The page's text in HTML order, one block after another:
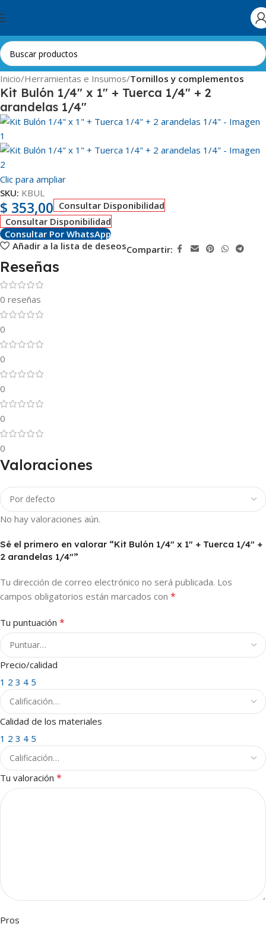
Skip to navigation
Inicio Herramientas e Insumos Tornillos y complementos
Kit Bulón 1/4″ x 1″ + Tuerca 1/4″ + 2
arandelas 1/4″
Clic para ampliar
SKU: KBUL
$ 353,00 Consultar Disponibilidad
Consultar Disponibilidad
Consultar Por WhatsApp
Añadir a la lista de deseosCompartir:
Reseñas
0 reseñas
0
0
0
0
0
Valoraciones
No hay valoraciones aún.
Sé el primero en valorar “Kit Bulón 1/4″ x 1″ + Tuerca 1/4″ +
2 arandelas 1/4″”
Tu dirección de correo electrónico no será publicada. Los
campos obligatorios están marcados con *
Tu puntuación *
Precio/calidad
1 2 3 4 5
Calidad de los materiales
1 2 3 4 5
Tu valoración *
Pros